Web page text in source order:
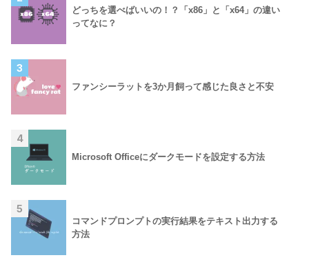
どっちを選べばいいの！？「x86」と「x64」の違い
ってなに？
3
ファンシーラットを3か月飼って感じた良さと不安
4
Microsoft Officeにダークモードを設定する方法
5
コマンドプロンプトの実行結果をテキスト出力する
方法